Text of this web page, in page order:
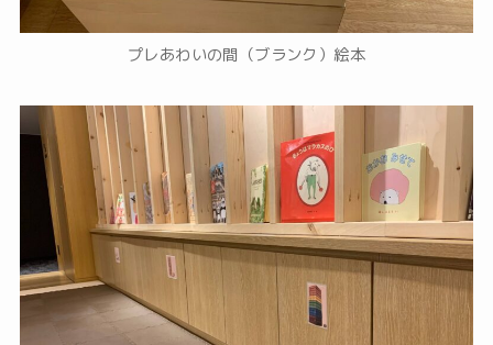
プレあわいの間（ブランク）絵本